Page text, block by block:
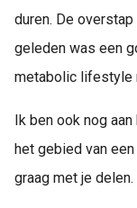
duren. De
geleden was een
metabolic lifestyle
Ik ben ook nog
het gebied van
graag met je delen.